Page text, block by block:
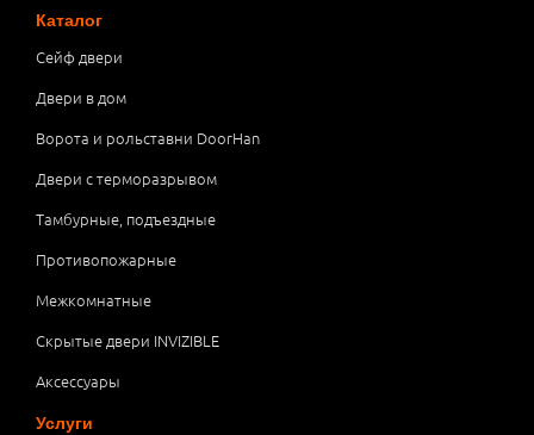
Каталог
Сейф двери
Двери в дом
Ворота и рольставни DoorHan
Двери с терморазрывом
Тамбурные, подъездные
Противопожарные
Межкомнатные
Скрытые двери INVIZIBLE
Аксессуары
Услуги